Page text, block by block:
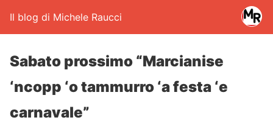
Il blog di Michele Raucci
Sabato prossimo “Marcianise
‘ncopp ‘o tammurro ‘a festa ‘e
carnavale”